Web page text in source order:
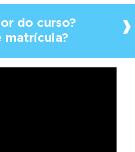
do curso?
matrícula?